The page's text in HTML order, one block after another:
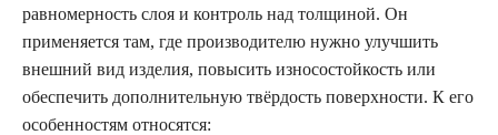
равномерность слоя и контроль над толщиной. Он
применяется там, где производителю нужно улучшить
внешний вид изделия, повысить износостойкость или
обеспечить дополнительную твёрдость поверхности. К его
особенностям относятся: